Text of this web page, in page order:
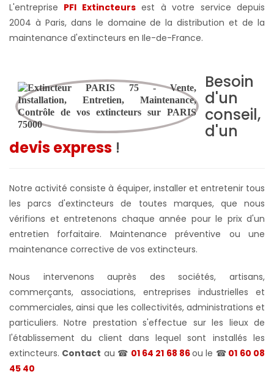
L'entreprise PFI Extincteursest à votre service depuis
2004 à Paris, dans le domaine de la distribution et de la
maintenance d'extincteurs en Ile-de-France.
Besoin
d'un
conseil,
d'un
devis express !
Notre activité consiste à équiper, installer et entretenir tous
les parcs d'extincteurs de toutes marques, que nous
vérifions et entretenons chaque année pour le prix d'un
entretien forfaitaire. Maintenance préventive ou une
maintenance corrective de vos extincteurs.
Nous intervenons auprès des sociétés, artisans,
commerçants, associations, entreprises industrielles et
commerciales, ainsi que les collectivités, administrations et
particuliers. Notre prestation s'effectue sur les lieux de
l'établissement du client dans lequel sont installés les
extincteurs. Contact au ☎ 01 64 21 68 86ou le ☎ 01 60 08
45 40